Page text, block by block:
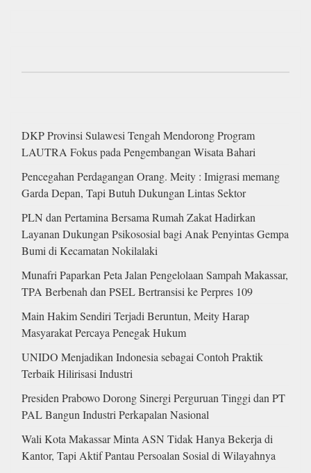
DKP Provinsi Sulawesi Tengah Mendorong Program
LAUTRA Fokus pada Pengembangan Wisata Bahari
Pencegahan Perdagangan Orang. Meity : Imigrasi memang
Garda Depan, Tapi Butuh Dukungan Lintas Sektor
PLN dan Pertamina Bersama Rumah Zakat Hadirkan
Layanan Dukungan Psikososial bagi Anak Penyintas Gempa
Bumi di Kecamatan Nokilalaki
Munafri Paparkan Peta Jalan Pengelolaan Sampah Makassar,
TPA Berbenah dan PSEL Bertransisi ke Perpres 109
Main Hakim Sendiri Terjadi Beruntun, Meity Harap
Masyarakat Percaya Penegak Hukum
UNIDO Menjadikan Indonesia sebagai Contoh Praktik
Terbaik Hilirisasi Industri
Presiden Prabowo Dorong Sinergi Perguruan Tinggi dan PT
PAL Bangun Industri Perkapalan Nasional
Wali Kota Makassar Minta ASN Tidak Hanya Bekerja di
Kantor, Tapi Aktif Pantau Persoalan Sosial di Wilayahnya